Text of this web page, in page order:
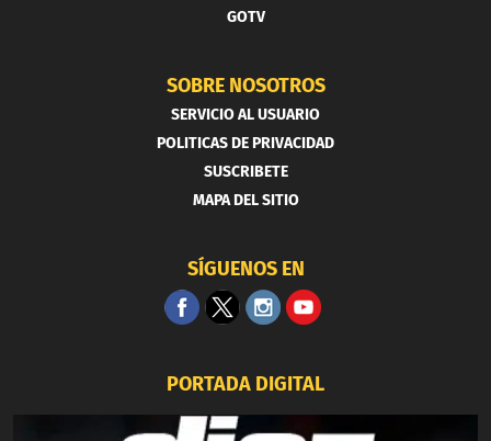
GOTV
SOBRE NOSOTROS
SERVICIO AL USUARIO
POLITICAS DE PRIVACIDAD
SUSCRIBETE
MAPA DEL SITIO
SÍGUENOS EN
PORTADA DIGITAL